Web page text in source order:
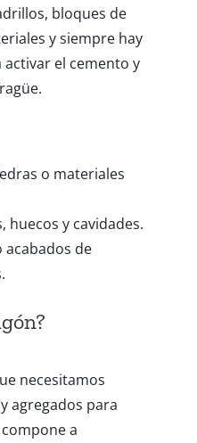
bloques de
y siempre hay
activar el cemento y
o materiales
huecos y cavidades.
acabados de
necesitamos
agregados para
a